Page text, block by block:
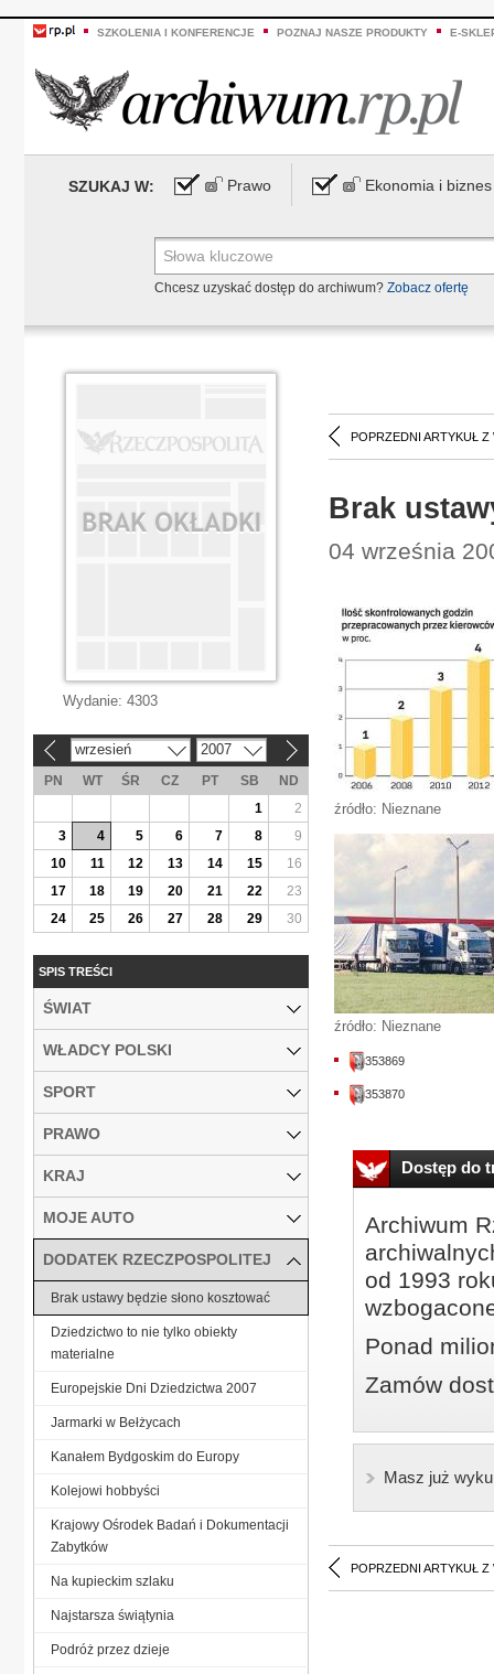
SZKOLENIA I KONFERENCJE POZNAJ NASZE PRODUKTY E-
SZUKAJ W: Prawo Ekonomia i biznes
Chcesz uzyskać dostęp do archiwum? Zobacz ofertę
POPRZEDNI ARTYKUŁ Z
Brak
04 września
źródło: Nieznane
źródło: Nieznane
353869
353870
Dostęp do
Archiwum
od 1993
Ponad
Zamów
Masz już
POPRZEDNI ARTYKUŁ Z
Wydanie: 4303
wrzesień 2007
PN WT ŚR CZ PT SB
ND
1
2
3
4 5 6 7 8
9
10
11 12 13 14 15
16
17
18 19 20 21 22
23
24
25 26 27 28 29 30
SPIS TREŚCI
ŚWIAT
WŁADCY POLSKI
SPORT
PRAWO
KRAJ
MOJE AUTO
DODATEK RZECZPOSPOLITEJ
Brak ustawy będzie słono kosztować
Dziedzictwo to nie tylko obiekty
materialne
Europejskie Dni Dziedzictwa 2007
Jarmarki w Bełżycach
Kanałem Bydgoskim do Europy
Kolejowi hobbyści
Krajowy Ośrodek Badań i Dokumentacji
Zabytków
Na kupieckim szlaku
Najstarsza świątynia
Podróż przez dzieje